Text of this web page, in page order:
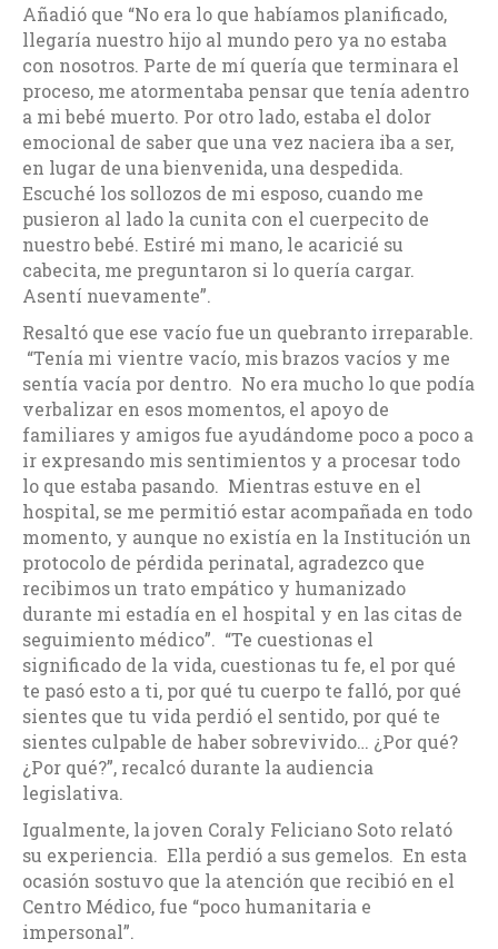
Añadió que “No era lo que habíamos planificado,
llegaría nuestro hijo al mundo pero ya no estaba
con nosotros. Parte de mí quería que terminara el
proceso, me atormentaba pensar que tenía adentro
a mi bebé muerto. Por otro lado, estaba el dolor
emocional de saber que una vez naciera iba a ser,
en lugar de una bienvenida, una despedida.
Escuché los sollozos de mi esposo, cuando me
pusieron al lado la cunita con el cuerpecito de
nuestro bebé. Estiré mi mano, le acaricié su
cabecita, me preguntaron si lo quería cargar.
Asentí nuevamente”.
Resaltó que ese vacío fue un quebranto irreparable.
“Tenía mi vientre vacío, mis brazos vacíos y me
sentía vacía por dentro. No era mucho lo que podía
verbalizar en esos momentos, el apoyo de
familiares y amigos fue ayudándome poco a poco a
ir expresando mis sentimientos y a procesar todo
lo que estaba pasando. Mientras estuve en el
hospital, se me permitió estar acompañada en todo
momento, y aunque no existía en la Institución un
protocolo de pérdida perinatal, agradezco que
recibimos un trato empático y humanizado
durante mi estadía en el hospital y en las citas de
seguimiento médico”. “Te cuestionas el
significado de la vida, cuestionas tu fe, el por qué
te pasó esto a ti, por qué tu cuerpo te falló, por qué
sientes que tu vida perdió el sentido, por qué te
sientes culpable de haber sobrevivido… ¿Por qué?
¿Por qué?”, recalcó durante la audiencia
legislativa.
Igualmente, la joven Coraly Feliciano Soto relató
su experiencia. Ella perdió a sus gemelos. En esta
ocasión sostuvo que la atención que recibió en el
Centro Médico, fue “poco humanitaria e
impersonal”.